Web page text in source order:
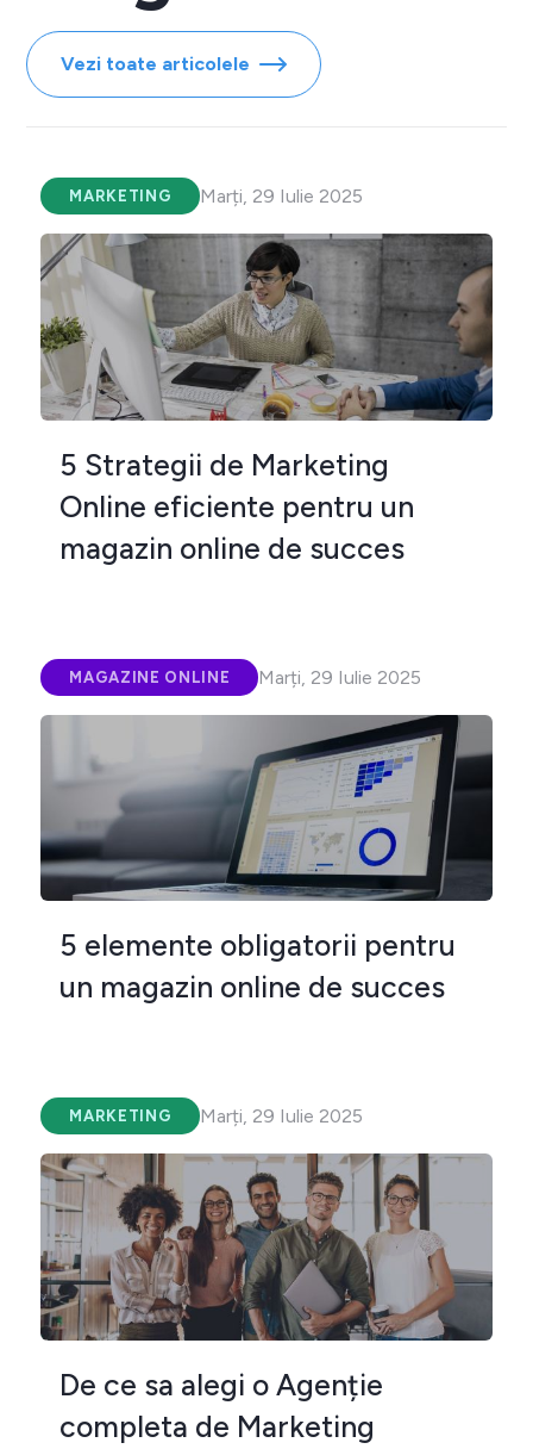
Vezi toate articolele
MARKETING Marți, 29 Iulie 2025
5 Strategii de Marketing
Online eficiente pentru un
magazin online de succes
MAGAZINE ONLINE Marți, 29 Iulie 2025
5 elemente obligatorii pentru
un magazin online de succes
MARKETING Marți, 29 Iulie 2025
De ce sa alegi o Agenție
completa de Marketing